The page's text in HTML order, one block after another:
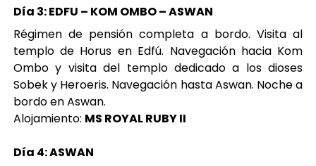
Día 3: EDFU – KOM OMBO – ASWAN
Régimen de pensión completa a bordo. Visita al
templo de Horus en Edfú. Navegación hacia Kom
Ombo y visita del templo dedicado a los dioses
Sobek y Heroeris. Navegación hasta Aswan. Noche a
bordo en Aswan.
Alojamiento: MS ROYAL RUBY II
Día 4: ASWAN